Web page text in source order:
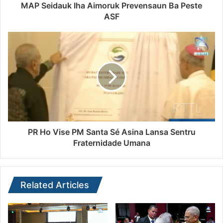
MAP Seidauk Iha Aimoruk Prevensaun Ba Peste
ASF
PR Ho Vise PM Santa Sé Asina Lansa Sentru
Fraternidade Umana
Related Articles